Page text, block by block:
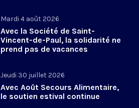
Mardi 4 août 2026
Avec la Société de Saint-
Vincent-de-Paul, la solidarité ne
prend pas de vacances
Jeudi 30 juillet 2026
Avec Août Secours Alimentaire,
le soutien estival continue